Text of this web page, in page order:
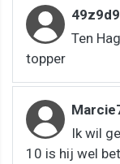
Ten
topper
Ik wil
10 is hij wel